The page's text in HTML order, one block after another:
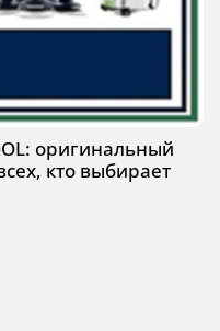
оригинальный
кто выбирает